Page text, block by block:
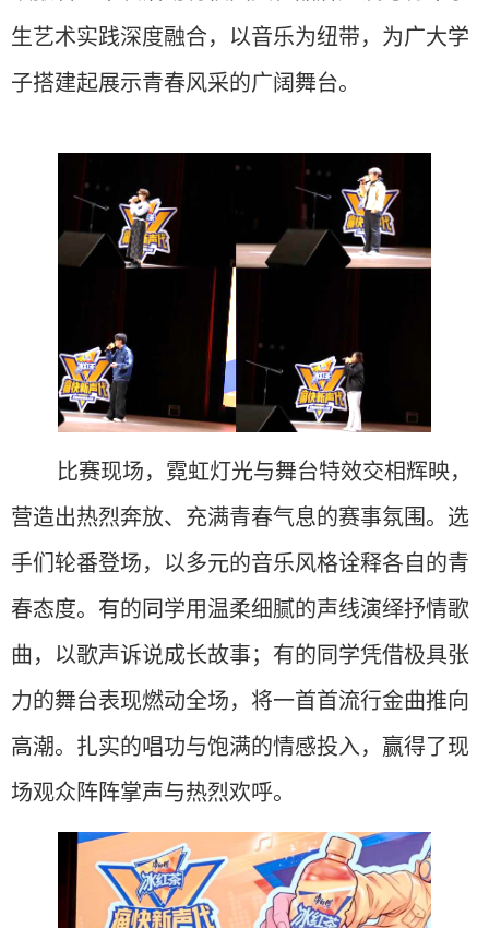
生艺术实践深度融合，以音乐为纽带，为广大学
子搭建起展示青春风采的广阔舞台。
比赛现场，霓虹灯光与舞台特效交相辉映，
营造出热烈奔放、充满青春气息的赛事氛围。选
手们轮番登场，以多元的音乐风格诠释各自的青
春态度。有的同学用温柔细腻的声线演绎抒情歌
曲，以歌声诉说成长故事；有的同学凭借极具张
力的舞台表现燃动全场，将一首首流行金曲推向
高潮。扎实的唱功与饱满的情感投入，赢得了现
场观众阵阵掌声与热烈欢呼。